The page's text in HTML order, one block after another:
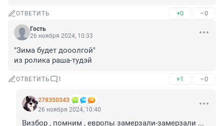
ОТВЕТИТЬ +0 –0
Гость
26 ноября 2024, 10:33
"Зима будет дооолгой"
из ролика раша-тудэй
ОТВЕТИТЬ 1 +1 –0
278350343
26 ноября 2024, 10:40
Визбор , помним , европы замерзали-замерзали ...